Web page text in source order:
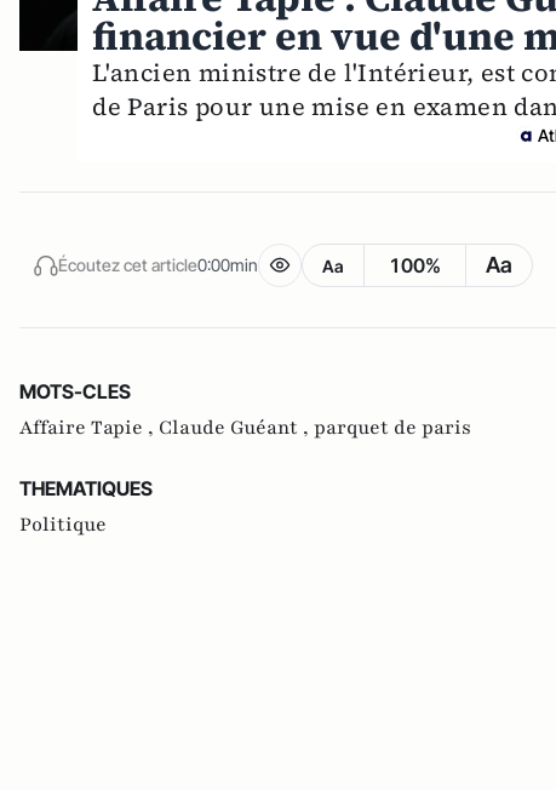
financier en vue d'une
L'ancien ministre de l'Intérieur, est
de Paris pour une mise en examen
Écoutez cet article0:00min Aa 100% Aa
MOTS-CLES
Affaire Tapie , Claude Guéant , parquet de paris
THEMATIQUES
Politique